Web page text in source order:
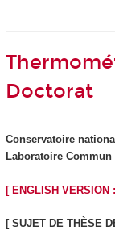
Doctorat
Conservatoire
Laboratoire
[ ENGLISH
[ SUJET DE THÈSE